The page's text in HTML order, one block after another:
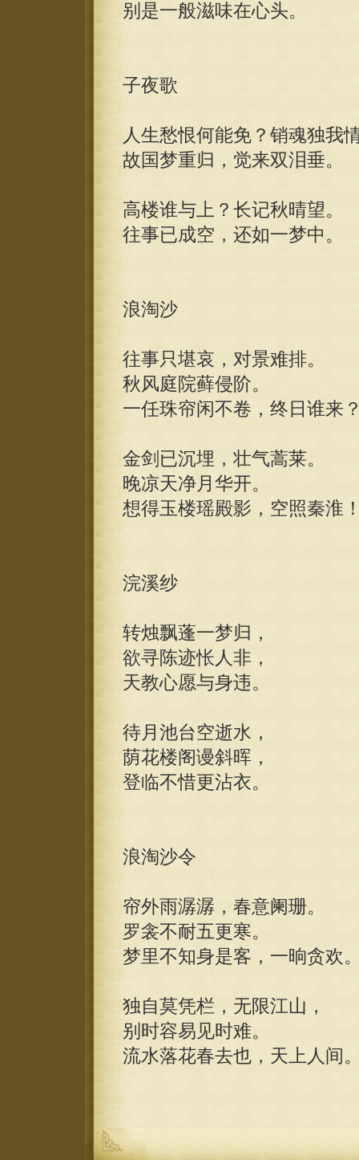
别是一般滋味在心头。
子夜歌
人生愁恨何能免？销魂独我
故国梦重归，觉来双泪垂。
高楼谁与上？长记秋晴望。
往事已成空，还如一梦中。
浪淘沙
往事只堪哀，对景难排。
秋风庭院藓侵阶。
一任珠帘闲不卷，终日谁来
金剑已沉埋，壮气蒿莱。
晚凉天净月华开。
想得玉楼瑶殿影，空照秦淮
浣溪纱
转烛飘蓬一梦归，
欲寻陈迹怅人非，
天教心愿与身违。
待月池台空逝水，
荫花楼阁谩斜晖，
登临不惜更沾衣。
浪淘沙令
帘外雨潺潺，春意阑珊。
罗衾不耐五更寒。
梦里不知身是客，一晌贪欢
独自莫凭栏，无限江山，
别时容易见时难。
流水落花春去也，天上人间